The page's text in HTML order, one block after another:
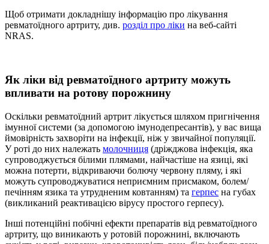
Щоб отримати докладнішу інформацію про лікування
ревматоїдного артриту, див. розділ про ліки на веб-сайті
NRAS.
Як ліки від ревматоїдного артриту можуть
впливати на ротову порожнину
Оскільки ревматоїдний артрит лікується шляхом пригнічення
імунної системи (за допомогою імунодепресантів), у вас вища
ймовірність захворіти на інфекції, ніж у звичайної популяції.
У роті до них належать молочниця (дріжджова інфекція, яка
супроводжується білими плямами, найчастіше на язиці, які
можна потерти, відкриваючи болючу червону пляму, і які
можуть супроводжуватися неприємним присмаком, болем/
печінням язика та утрудненим ковтанням) та герпес на губах
(викликаний реактивацією вірусу простого герпесу).
Інші потенційні побічні ефекти препаратів від ревматоїдного
артриту, що виникають у ротовій порожнині, включають